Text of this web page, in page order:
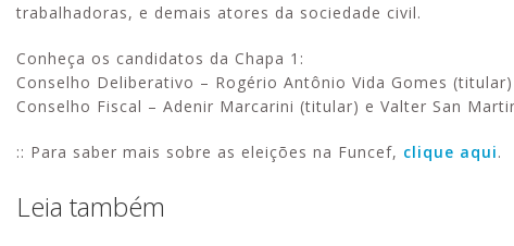
trabalhadoras, e demais atores da sociedade civil.
Conheça os candidatos da Chapa 1:
Conselho Deliberativo – Rogério Antônio Vida Gomes
Conselho Fiscal – Adenir Marcarini (titular) e Valter San
:: Para saber mais sobre as eleições na Funcef, clique aqui.
Leia também